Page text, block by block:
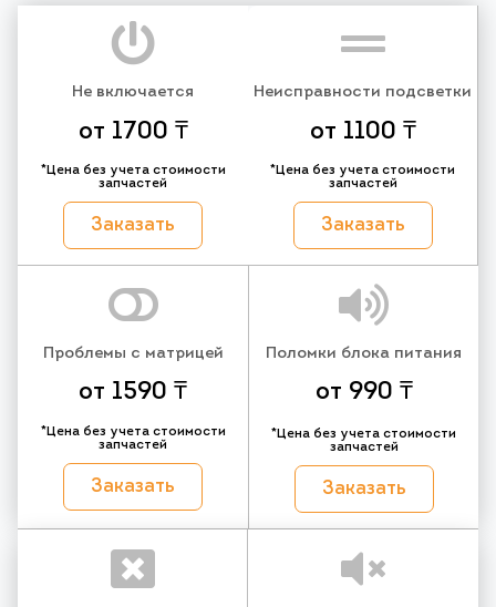
Не включается
от 1700 ₸
*Цена без учета стоимости
запчастей
Заказать
Неисправности подсветки
от 1100 ₸
*Цена без учета стоимости
запчастей
Заказать
Проблемы с матрицей
от 1590 ₸
*Цена без учета стоимости
запчастей
Заказать
Поломки блока питания
от 990 ₸
*Цена без учета стоимости
запчастей
Заказать